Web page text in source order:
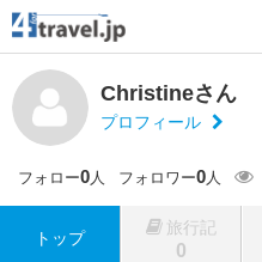
Christineさん
プロフィール
フォロー0人 フォロワー0人
トップ
旅行記
0